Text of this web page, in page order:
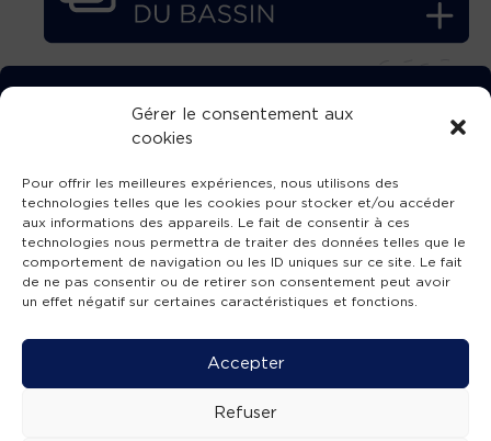
Gérer le consentement aux
cookies
Pour offrir les meilleures expériences, nous utilisons des
technologies telles que les cookies pour stocker et/ou accéder
aux informations des appareils. Le fait de consentir à ces
technologies nous permettra de traiter des données telles que le
comportement de navigation ou les ID uniques sur ce site. Le fait
de ne pas consentir ou de retirer son consentement peut avoir
un effet négatif sur certaines caractéristiques et fonctions.
Accepter
Refuser
TÉLÉCHARGEZ GRATUITEMENT
L’APPLICATION TVBA !
SUIVEZ-NOUS !
Mentions légales -Accessibilité